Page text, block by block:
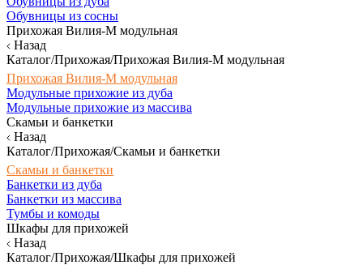
Обувницы из сосны
Прихожая Вилия-М модульная
Назад
Каталог/Прихожая/Прихожая Вилия-М модульная
Прихожая Вилия-М модульная
Модульные прихожие из дуба
Модульные прихожие из массива
Скамьи и банкетки
Назад
Каталог/Прихожая/Скамьи и банкетки
Скамьи и банкетки
Банкетки из дуба
Банкетки из массива
Тумбы и комоды
Шкафы для прихожей
Назад
Каталог/Прихожая/Шкафы для прихожей